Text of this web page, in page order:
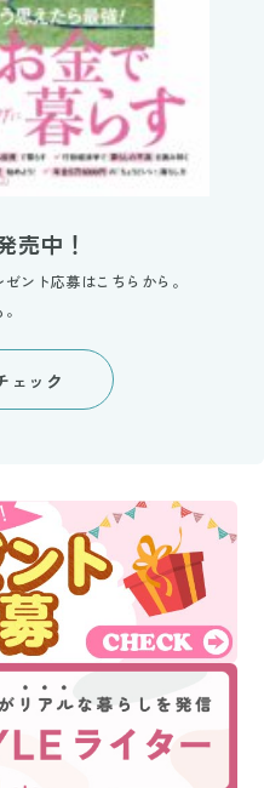
売中！
ント応募はこちらから。
ェック